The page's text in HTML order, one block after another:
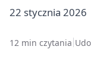
22 stycznia 2026
12 min czytania